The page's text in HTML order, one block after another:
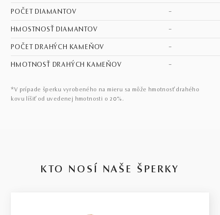
POČET DIAMANTOV –
HMOSTNOSŤ DIAMANTOV –
POČET DRAHÝCH KAMEŇOV –
HMOTNOSŤ DRAHÝCH KAMEŇOV –
*V prípade šperku vyrobeného na mieru sa môže hmotnosť drahého
kovu líšiť od uvedenej hmotnosti o 20%.
KTO NOSÍ NAŠE ŠPERKY